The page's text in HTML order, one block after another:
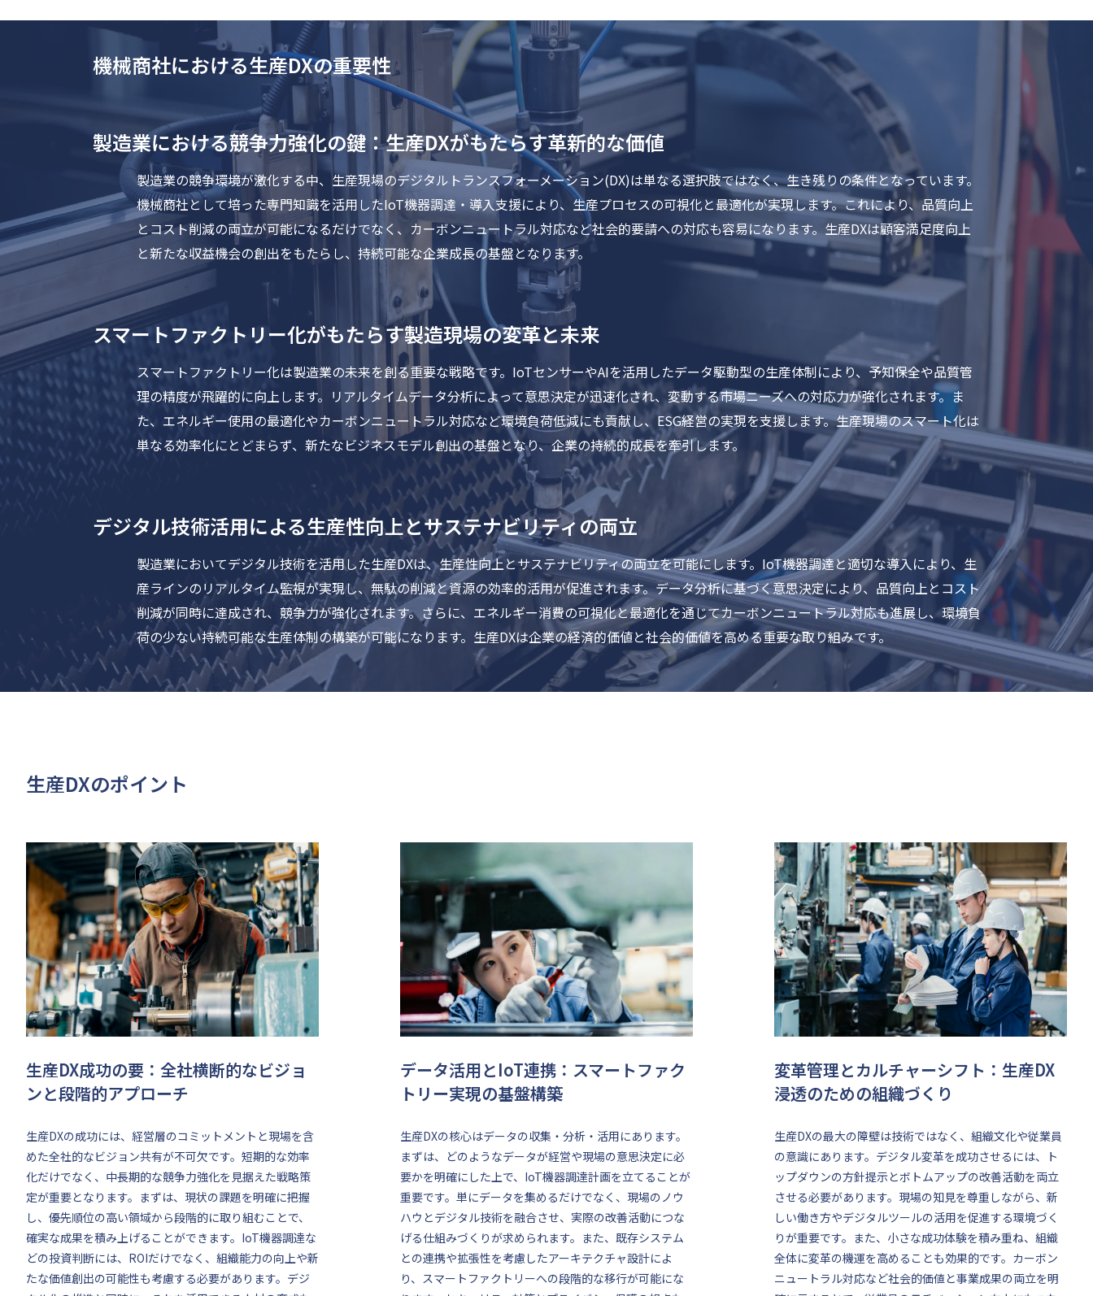
機械商社における生産DXの重要性
製造業における競争力強化の鍵：生産DXがもたらす革新的な価値
製造業の競争環境が激化する中、生産現場のデジタルトランスフォーメーション(DX)は単なる選択肢ではなく、生き残りの条件となっています。
機械商社として培った専門知識を活用したIoT機器調達・導入支援により、生産プロセスの可視化と最適化が実現します。これにより、品質向上
とコスト削減の両立が可能になるだけでなく、カーボンニュートラル対応など社会的要請への対応も容易になります。生産DXは顧客満足度向上
と新たな収益機会の創出をもたらし、持続可能な企業成長の基盤となります。
スマートファクトリー化がもたらす製造現場の変革と未来
スマートファクトリー化は製造業の未来を創る重要な戦略です。IoTセンサーやAIを活用したデータ駆動型の生産体制により、予知保全や品質管
理の精度が飛躍的に向上します。リアルタイムデータ分析によって意思決定が迅速化され、変動する市場ニーズへの対応力が強化されます。ま
た、エネルギー使用の最適化やカーボンニュートラル対応など環境負荷低減にも貢献し、ESG経営の実現を支援します。生産現場のスマート化は
単なる効率化にとどまらず、新たなビジネスモデル創出の基盤となり、企業の持続的成長を牽引します。
デジタル技術活用による生産性向上とサステナビリティの両立
製造業においてデジタル技術を活用した生産DXは、生産性向上とサステナビリティの両立を可能にします。IoT機器調達と適切な導入により、生
産ラインのリアルタイム監視が実現し、無駄の削減と資源の効率的活用が促進されます。データ分析に基づく意思決定により、品質向上とコスト
削減が同時に達成され、競争力が強化されます。さらに、エネルギー消費の可視化と最適化を通じてカーボンニュートラル対応も進展し、環境負
荷の少ない持続可能な生産体制の構築が可能になります。生産DXは企業の経済的価値と社会的価値を高める重要な取り組みです。
生産DXのポイント
生産DX成功の要：全社横断的なビジョ
ンと段階的アプローチ
生産DXの成功には、経営層のコミットメントと現場を含
めた全社的なビジョン共有が不可欠です。短期的な効率
化だけでなく、中長期的な競争力強化を見据えた戦略策
定が重要となります。まずは、現状の課題を明確に把握
し、優先順位の高い領域から段階的に取り組むことで、
確実な成果を積み上げることができます。IoT機器調達な
どの投資判断には、ROIだけでなく、組織能力の向上や新
たな価値創出の可能性も考慮する必要があります。デジ
データ活用とIoT連携：スマートファク
トリー実現の基盤構築
生産DXの核心はデータの収集・分析・活用にあります。
まずは、どのようなデータが経営や現場の意思決定に必
要かを明確にした上で、IoT機器調達計画を立てることが
重要です。単にデータを集めるだけでなく、現場のノウ
ハウとデジタル技術を融合させ、実際の改善活動につな
げる仕組みづくりが求められます。また、既存システム
との連携や拡張性を考慮したアーキテクチャ設計によ
り、スマートファクトリーへの段階的な移行が可能にな
変革管理とカルチャーシフト：生産DX
浸透のための組織づくり
生産DXの最大の障壁は技術ではなく、組織文化や従業員
の意識にあります。デジタル変革を成功させるには、ト
ップダウンの方針提示とボトムアップの改善活動を両立
させる必要があります。現場の知見を尊重しながら、新
しい働き方やデジタルツールの活用を促進する環境づく
りが重要です。また、小さな成功体験を積み重ね、組織
全体に変革の機運を高めることも効果的です。カーボン
ニュートラル対応など社会的価値と事業成果の両立を明